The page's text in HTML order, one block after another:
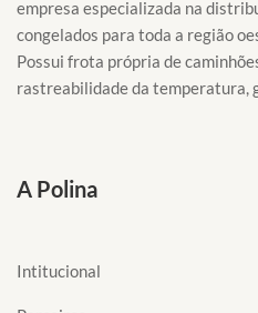
empresa especializada na
congelados para toda a região
Possui frota própria de
rastreabilidade da temperatura,
A Polina
Intitucional